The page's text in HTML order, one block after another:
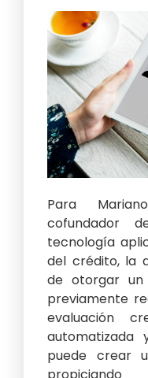
Para
cofundador
tecnología
del crédito, la
de otorgar
previamente
evaluación
automatizada
puede crear